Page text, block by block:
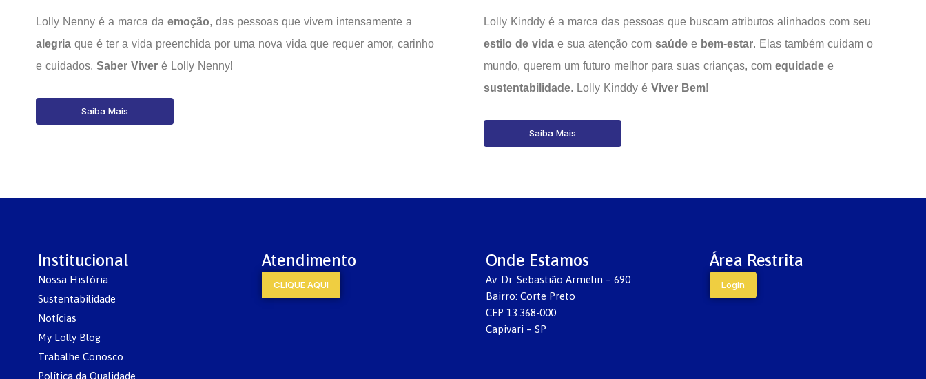
Lolly Nenny é a marca da emoção, das pessoas que vivem intensamente a
alegria que é ter a vida preenchida por uma nova vida que requer amor, carinho
e cuidados. Saber Viver é Lolly Nenny!
Saiba Mais
Lolly Kinddy é a marca das pessoas que buscam atributos alinhados com seu
estilo de vida e sua atenção com saúde e bem-estar. Elas também cuidam o
mundo, querem um futuro melhor para suas crianças, com equidade e
sustentabilidade. Lolly Kinddy é Viver Bem!
Saiba Mais
Institucional
Nossa História
Sustentabilidade
Notícias
My Lolly Blog
Trabalhe Conosco
Política da Qualidade
Atendimento
CLIQUE AQUI
Onde Estamos
Av. Dr. Sebastião Armelin – 690
Bairro: Corte Preto
CEP 13.368-000
Capivari – SP
Área Restrita
Login